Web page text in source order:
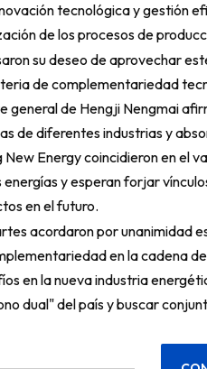
tecnológica y gestión
de los procesos de
su deseo de aprovechar
de complementariedad
general de Hengji Nengmai
de diferentes industrias y
Energy coincidieron en el
energías y esperan forjar
en el futuro.
acordaron por unanimidad
en la cadena
en la nueva industria
dual" del país y buscar